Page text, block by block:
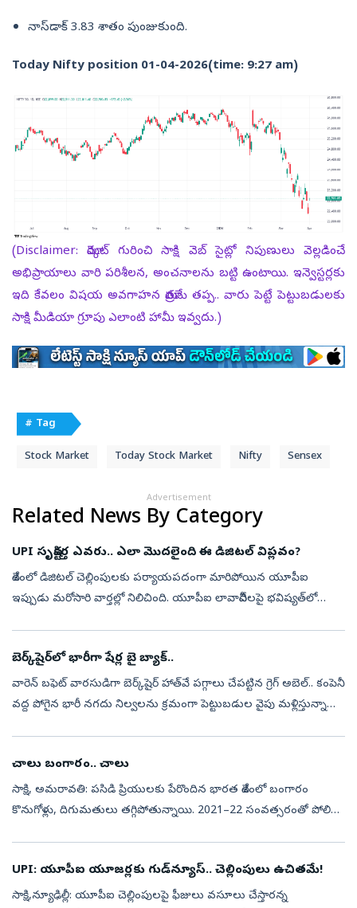
నాస్‌డాక్‌ 3.83 శాతం పుంజుకుంది.
Today Nifty position 01-04-2026(time: 9:27 am)
(Disclaimer: మార్కెట్ గురించి సాక్షి వెబ్ సైట్లో నిపుణులు వెల్లడించే
అభిప్రాయాలు వారి పరిశీలన, అంచనాలను బట్టి ఉంటాయి. ఇన్వెస్టర్లకు
ఇది కేవలం విషయ అవగాహన మాత్రమే తప్ప.. వారు పెట్టే పెట్టుబడులకు
సాక్షి మీడియా గ్రూపు ఎలాంటి హామీ ఇవ్వదు.)
# Tag
Stock Market Today Stock Market Nifty Sensex
Advertisement
Related News By Category
UPI సృష్టికర్త ఎవరు.. ఎలా మొదలైంది ఈ డిజిటల్‌ విప్లవం?
దేశంలో డిజిటల్‌ చెల్లింపులకు పర్యాయపదంగా మారిపోయిన యూపీఐ
ఇప్పుడు మరోసారి వార్తల్లో నిలిచింది. యూపీఐ లావాదేవీలపై భవిష్యత్‌లో
బెర్క్‌షైర్‌లో భారీగా షేర్ల బై బ్యాక్‌..
వారెన్ బఫెట్ వారసుడిగా బెర్క్‌షైర్ హాత్‌వే పగ్గాలు చేపట్టిన గ్రెగ్ అబెల్.. కంపెనీ
వద్ద పోగైన భారీ నగదు నిల్వలను క్రమంగా పెట్టుబడుల వైపు మళ్లిస్తున్నారు.
చాలు బంగారం.. చాలు
సాక్షి, అమరావతి: పసిడి ప్రియులకు పేరొందిన భారత దేశంలో బంగారం
కొనుగోళ్లు, దిగుమతులు తగ్గిపోతున్నాయి. 2021–22 సంవత్సరంతో పోలిస్తే
UPI: యూపీఐ యూజర్లకు గుడ్‌న్యూస్.. చెల్లింపులు ఉచితమే!
సాక్షి,న్యూఢిల్లీ: యూపీఐ చెల్లింపులపై ఫీజులు వసూలు చేస్తారన్న